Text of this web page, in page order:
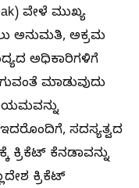
ವೇಳೆ ಮುಖ್ಯ
ಅನುಮತಿ, ಅಕ್ರಮ
ಅಧಿಕಾರಿಗಳಿಗೆ
ಮಾಡುವುದು
ಸದಸ್ಯತ್ವದ
ಕ್ರಿಕೆಟ್ ಕೆನಡಾವನ್ನು
ಕ್ರಿಕೆಟ್